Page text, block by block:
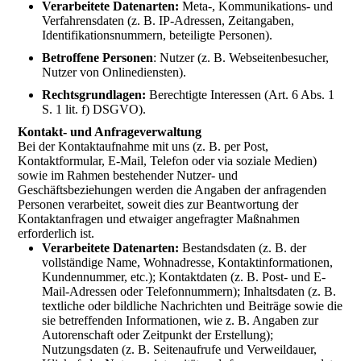
Verarbeitete Datenarten: Meta-, Kommunikations- und
Verfahrensdaten (z. B. IP-Adressen, Zeitangaben,
Identifikationsnummern, beteiligte Personen).
Betroffene Personen: Nutzer (z. B. Webseitenbesucher,
Nutzer von Onlinediensten).
Rechtsgrundlagen: Berechtigte Interessen (Art. 6 Abs. 1
S. 1 lit. f) DSGVO).
Kontakt- und Anfrageverwaltung
Bei der Kontaktaufnahme mit uns (z. B. per Post,
Kontaktformular, E-Mail, Telefon oder via soziale Medien)
sowie im Rahmen bestehender Nutzer- und
Geschäftsbeziehungen werden die Angaben der anfragenden
Personen verarbeitet, soweit dies zur Beantwortung der
Kontaktanfragen und etwaiger angefragter Maßnahmen
erforderlich ist.
Verarbeitete Datenarten:Bestandsdaten (z. B. der
vollständige Name, Wohnadresse, Kontaktinformationen,
Kundennummer, etc.); Kontaktdaten (z. B. Post- und E-
Mail-Adressen oder Telefonnummern); Inhaltsdaten (z. B.
textliche oder bildliche Nachrichten und Beiträge sowie die
sie betreffenden Informationen, wie z. B. Angaben zur
Autorenschaft oder Zeitpunkt der Erstellung);
Nutzungsdaten (z. B. Seitenaufrufe und Verweildauer,